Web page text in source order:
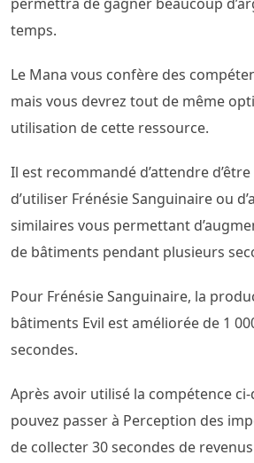
temps.
Le Mana vous confère des
mais vous devrez tout de même
utilisation de cette ressource.
Il est recommandé d’attendre
d’utiliser Frénésie Sanguinaire ou
similaires vous permettant
de bâtiments pendant plusieurs
Pour Frénésie Sanguinaire, la
bâtiments Evil est améliorée de 1
secondes.
Après avoir utilisé la compétence ci-
pouvez passer à Perception des
de collecter 30 secondes de